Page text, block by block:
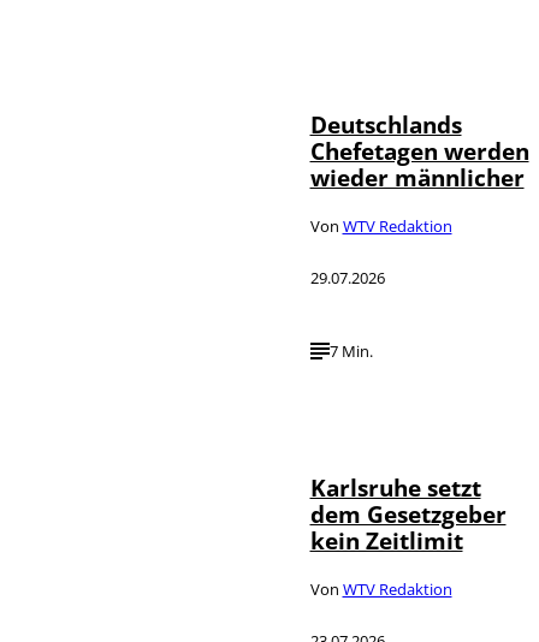
Deutschlands
Chefetagen werden
wieder männlicher
Von WTV Redaktion
29.07.2026
7 Min.
Karlsruhe setzt
dem Gesetzgeber
kein Zeitlimit
Von WTV Redaktion